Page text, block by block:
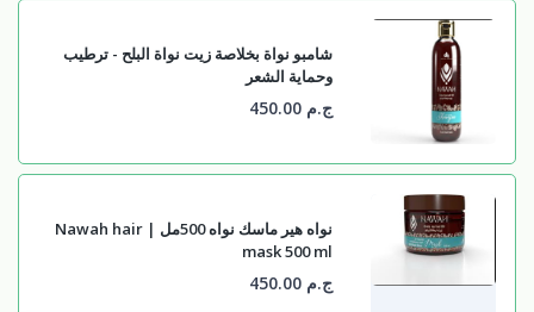
شامبو نواة بخلاصة زيت نواة البلح - ترطيب
وحماية الشعر
ج.م 450.00
نواه هير ماسك نواه 500مل | Nawah hair
mask 500 ml
ج.م 450.00